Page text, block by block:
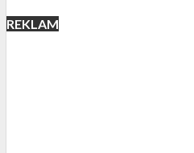
REKLAM